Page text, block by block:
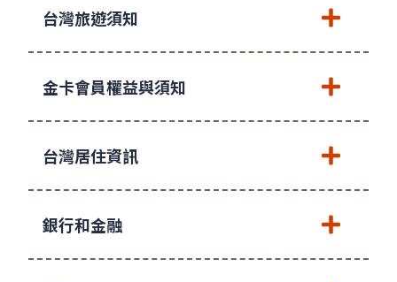
台灣旅遊須知
金卡會員權益與須知
台灣居住資訊
銀行和金融